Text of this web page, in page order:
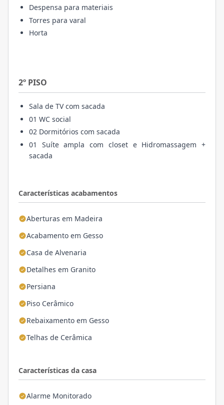
Características acabamentos
Aberturas em Madeira
Acabamento em Gesso
Casa de Alvenaria
Detalhes em Granito
Persiana
Piso Cerâmico
Rebaixamento em Gesso
Telhas de Cerâmica
Características da casa
Alarme Monitorado
Despensa para materiais
Torres para varal
Horta
2º PISO
Sala de TV com sacada
01 WC social
02 Dormitórios com sacada
01 Suíte ampla com closet e Hidromassagem +
sacada